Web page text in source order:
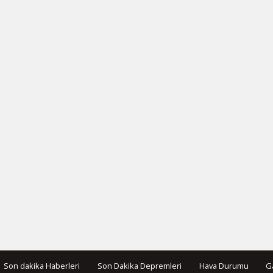
Son dakika Haberleri Son Dakika Depremleri Hava Durumu